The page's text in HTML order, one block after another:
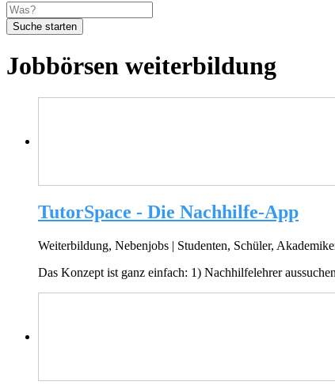
Suche starten
Jobbörsen weiterbildung
TutorSpace - Die Nachhilfe-App
Weiterbildung, Nebenjobs | Studenten, Schüler,
Das Konzept ist ganz einfach: 1) Nachhilfelehrer